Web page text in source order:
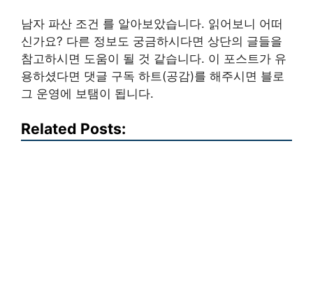
남자 파산 조건 를 알아보았습니다. 읽어보니 어떠
신가요? 다른 정보도 궁금하시다면 상단의 글들을
참고하시면 도움이 될 것 같습니다. 이 포스트가 유
용하셨다면 댓글 구독 하트(공감)를 해주시면 블로
그 운영에 보탬이 됩니다.
Related Posts: